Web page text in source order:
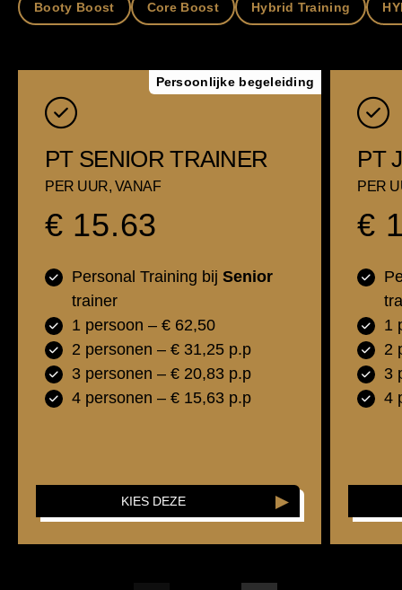
Booty Boost Core Boost Hybrid Training
Persoonlijke begeleiding
PT SENIOR TRAINER
PER UUR, VANAF
€ 15.63
Personal Training bij Senior
trainer
1 persoon – € 62,50
2 personen – € 31,25 p.p
3 personen – € 20,83 p.p
4 personen – € 15,63 p.p
KIES DEZE
PT
PER
€
1
2
3
4